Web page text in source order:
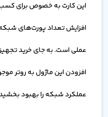
این کارت به خصوص برای
افزایش تعداد پورت‌های
عملی است. به جای خرید
افزودن این ماژول به روتر
عملکرد شبکه را بهبود